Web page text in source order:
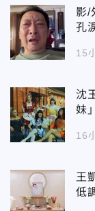
影/
孔
15
沈
妹
16
王
低